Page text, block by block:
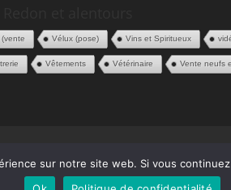
Vélux (pose) Vins et Spiritueux
Vêtements Vétérinaire Vente neufs
sur notre site web. Si vous